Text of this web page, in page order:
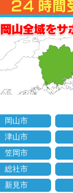
岡山市
津山市
笠岡市
総社市
新見市